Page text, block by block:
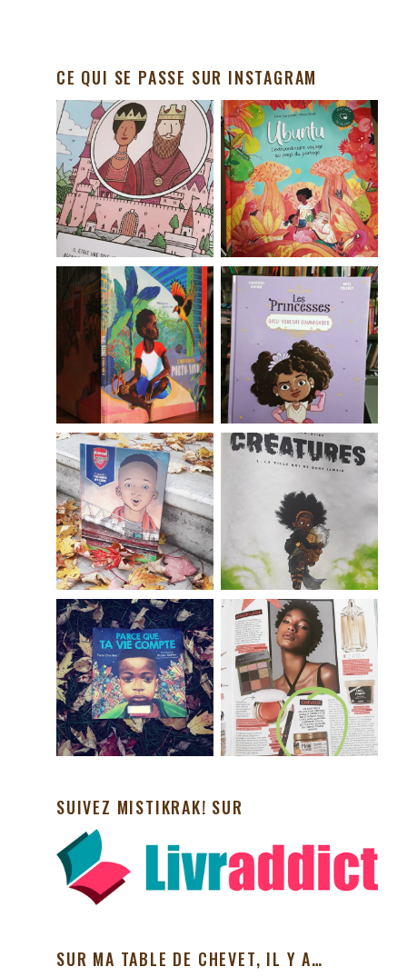
CE QUI SE PASSE SUR INSTAGRAM
SUIVEZ MISTIKRAK! SUR
SUR MA TABLE DE CHEVET, IL Y A…